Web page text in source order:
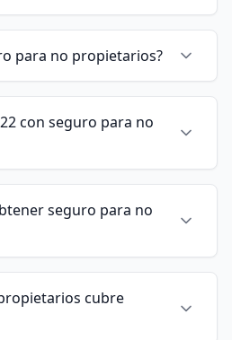
para no propietarios?
con seguro para no
seguro para no
cubre